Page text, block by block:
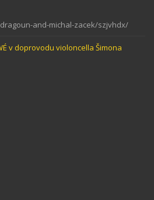
and-michal-zacek/szjvhdx/
v doprovodu violoncella Šimona